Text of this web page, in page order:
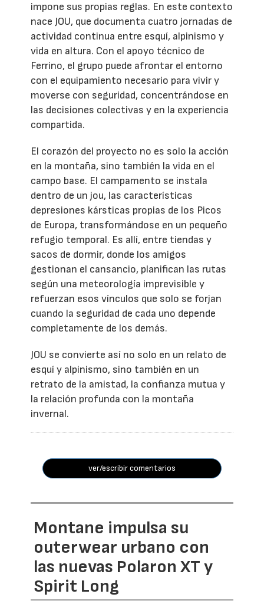
impone sus propias reglas. En este contexto
nace JOU, que documenta cuatro jornadas de
actividad continua entre esquí, alpinismo y
vida en altura. Con el apoyo técnico de
Ferrino, el grupo puede afrontar el entorno
con el equipamiento necesario para vivir y
moverse con seguridad, concentrándose en
las decisiones colectivas y en la experiencia
compartida.
El corazón del proyecto no es solo la acción
en la montaña, sino también la vida en el
campo base. El campamento se instala
dentro de un jou, las características
depresiones kársticas propias de los Picos
de Europa, transformándose en un pequeño
refugio temporal. Es allí, entre tiendas y
sacos de dormir, donde los amigos
gestionan el cansancio, planifican las rutas
según una meteorología imprevisible y
refuerzan esos vínculos que solo se forjan
cuando la seguridad de cada uno depende
completamente de los demás.
JOU se convierte así no solo en un relato de
esquí y alpinismo, sino también en un
retrato de la amistad, la confianza mutua y
la relación profunda con la montaña
invernal.
ver/escribir comentarios
Montane impulsa su
outerwear urbano con
las nuevas Polaron XT y
Spirit Long